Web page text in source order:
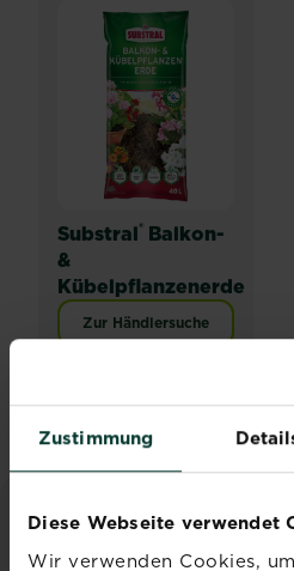
Zustimmung
Diese Webseite verwendet
Wir verwenden Cookies,
Substral® Balkon-
&
Kübelpflanzenerde
Zur Händlersuche
INSPIRATION &